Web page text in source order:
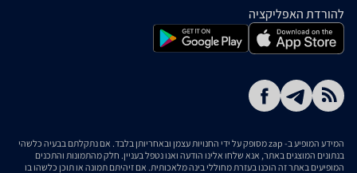
להורדת האפליקציה
המידע המופיע ב- zap מסופק על ידי החנויות עצמן ובאחריותן בלבד. אם נתקלתם בבעיה כלשהי
בנתונים המוצגים באתר, אנא שלחו אלינו הודעה ואנו נטפל בעניין. חלק מהתמונות והתכנים
המופיעים באתר זה הוכנו בעזרת מחוללי בינה מלאכותית. אם זיהיתם תמונה או תוכן כלשהו בו